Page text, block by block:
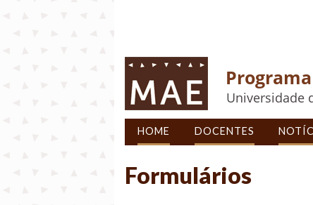
Universidade
HOME DOCENTES
Formulários